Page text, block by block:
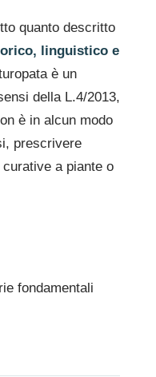
quanto descritto
linguistico e
è un
della L.4/2013,
è in alcun modo
prescrivere
a piante o
fondamentali